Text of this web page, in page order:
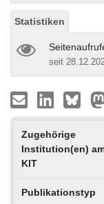
Statistiken
seit
Zugehörige
Institution(en)
KIT
Publikationstyp